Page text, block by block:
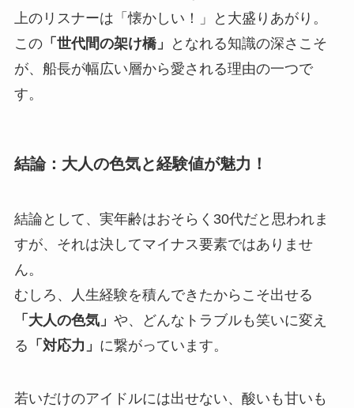
上のリスナーは「懐かしい！」と大盛りあがり。
この「世代間の架け橋」
となれる知識の深さこそ
が、船長が幅広い層から愛される理由の一つで
す。
結論：大人の色気と経験値が魅力！
結論として、実年齢はおそらく30代だと思われま
すが、それは決してマイナス要素ではありませ
ん。
むしろ、人生経験を積んできたからこそ出せる
「大人の色気」 や、どんなトラブルも笑いに変え
る 「対応力」 に繋がっています。
若いだけのアイドルには出せない、酸いも甘いも